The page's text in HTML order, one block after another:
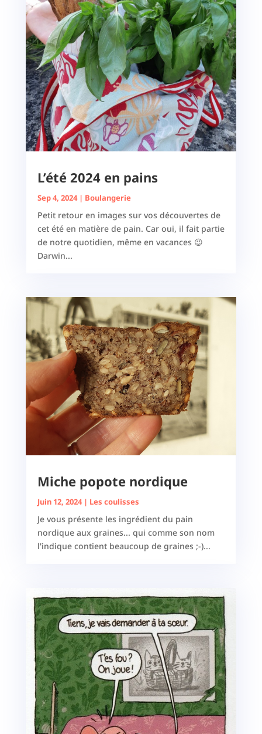
L’été 2024 en pains
Sep 4, 2024| Boulangerie
Petit retour en images sur vos découvertes de
cet été en matière de pain. Car oui, il fait partie
de notre quotidien, même en vacances 😉
Darwin...
Miche popote nordique
Juin 12, 2024| Les coulisses
Je vous présente les ingrédient du pain
nordique aux graines... qui comme son nom
l'indique contient beaucoup de graines ;-)...